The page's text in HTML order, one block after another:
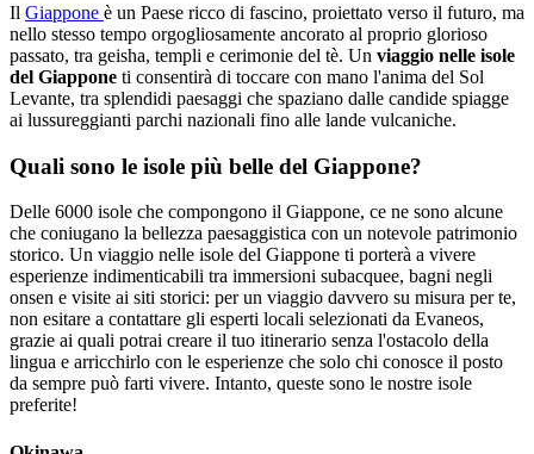
Il Giappone è un Paese ricco di fascino, proiettato verso il futuro, ma
nello stesso tempo orgogliosamente ancorato al proprio glorioso
passato, tra geisha, templi e cerimonie del tè. Un viaggio nelle isole
del Giappone ti consentirà di toccare con mano l'anima del Sol
Levante, tra splendidi paesaggi che spaziano dalle candide spiagge
ai lussureggianti parchi nazionali fino alle lande vulcaniche.
Quali sono le isole più belle del Giappone?
Delle 6000 isole che compongono il Giappone, ce ne sono alcune
che coniugano la bellezza paesaggistica con un notevole patrimonio
storico. Un viaggio nelle isole del Giappone ti porterà a vivere
esperienze indimenticabili tra immersioni subacquee, bagni negli
onsen e visite ai siti storici: per un viaggio davvero su misura per te,
non esitare a contattare gli esperti locali selezionati da Evaneos,
grazie ai quali potrai creare il tuo itinerario senza l'ostacolo della
lingua e arricchirlo con le esperienze che solo chi conosce il posto
da sempre può farti vivere. Intanto, queste sono le nostre isole
preferite!